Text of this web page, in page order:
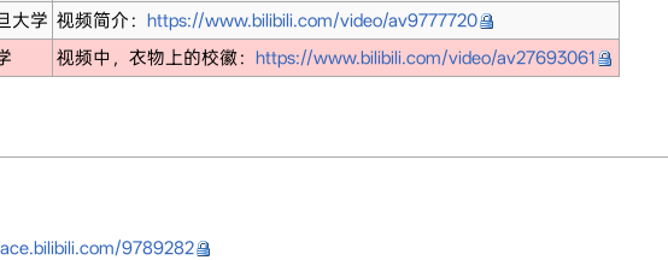
大学 视频简介： https://www.bilibili.com/video/av9777720
视频中，衣物上的校徽： https://www.bilibili.com/video/av27693061
9789282